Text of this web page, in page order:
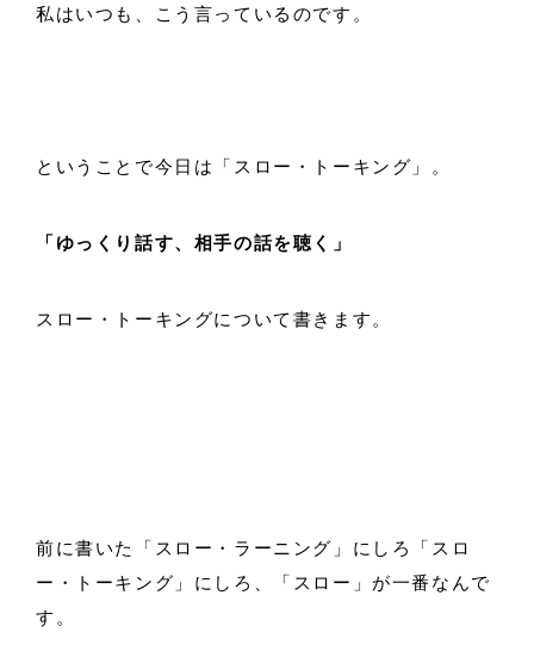
私はいつも、こう言っているのです。
ということで今日は「スロー・トーキング」。
「ゆっくり話す、相手の話を聴く」
スロー・トーキングについて書きます。
前に書いた「スロー・ラーニング」にしろ「スロ
ー・トーキング」にしろ、「スロー」が一番なんで
す。